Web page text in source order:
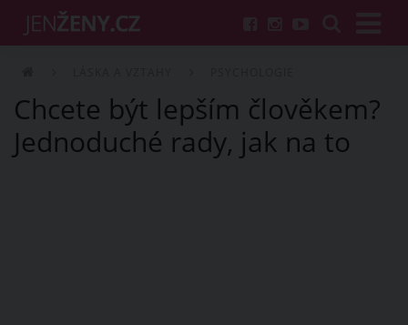
Chcete být lepším člověkem?
Jednoduché rady, jak na to